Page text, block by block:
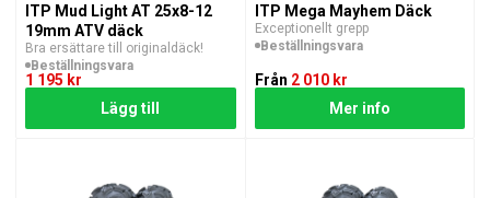
ITP Mud Light AT 25x8-12
19mm ATV däck
Bra ersättare till originaldäck!
Beställningsvara
1 195 kr
Lägg till
ITP Mega Mayhem Däck
Exceptionellt grepp
Beställningsvara
Från 2 010 kr
Mer info